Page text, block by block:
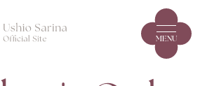
MENU